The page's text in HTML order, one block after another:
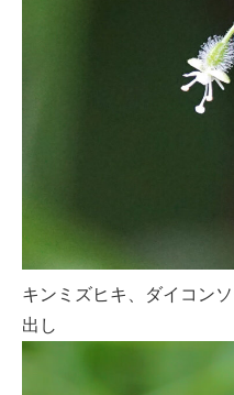
キンミズヒキ、ダイコン
出し